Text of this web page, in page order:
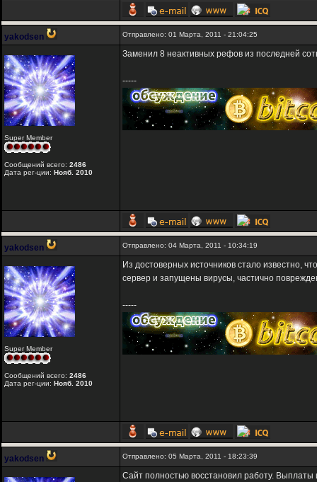
yakodsen Отправлено: 01 Марта, 2011 - 21:04:25
Super Member
Сообщений всего: 2486
Дата рег-ции: Нояб. 2010
Заменил 8 неактивных рефов из последней
-----
yakodsen Отправлено: 04 Марта, 2011 - 10:34:19
Super Member
Сообщений всего: 2486
Дата рег-ции: Нояб. 2010
Из достоверных источников стало известно,
сервер и запущены вирусы, частично
-----
yakodsen Отправлено: 05 Марта, 2011 - 18:23:39
Сайт полностью восстановил работу.